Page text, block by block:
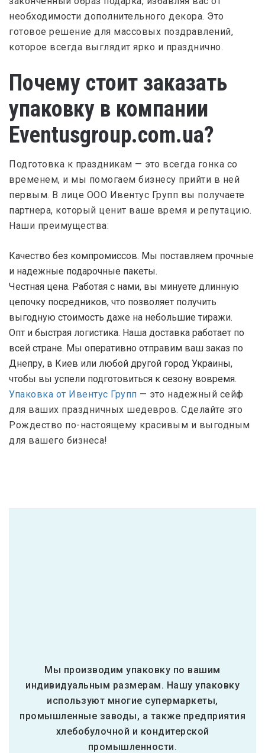
необходимости дополнительного декора. Это
готовое решение для массовых поздравлений,
которое всегда выглядит ярко и празднично.
Почему стоит заказать
упаковку в компании
Eventusgroup.com.ua?
Подготовка к праздникам — это всегда гонка со
временем, и мы помогаем бизнесу прийти в ней
первым. В лице ООО Ивентус Групп вы получаете
партнера, который ценит ваше время и репутацию.
Наши преимущества:
Качество без компромиссов. Мы поставляем прочные
и надежные подарочные пакеты.
Честная цена. Работая с нами, вы минуете длинную
цепочку посредников, что позволяет получить
выгодную стоимость даже на небольшие тиражи.
Опт и быстрая логистика. Наша доставка работает по
всей стране. Мы оперативно отправим ваш заказ по
Днепру, в Киев или любой другой город Украины,
чтобы вы успели подготовиться к сезону вовремя.
Упаковка от Ивентус Групп — это надежный сейф
для ваших праздничных шедевров. Сделайте это
Рождество по-настоящему красивым и выгодным
для вашего бизнеса!
Мы производим упаковку по вашим
индивидуальным размерам. Нашу упаковку
используют многие супермаркеты,
промышленные заводы, а также предприятия
хлебобулочной и кондитерской
промышленности.